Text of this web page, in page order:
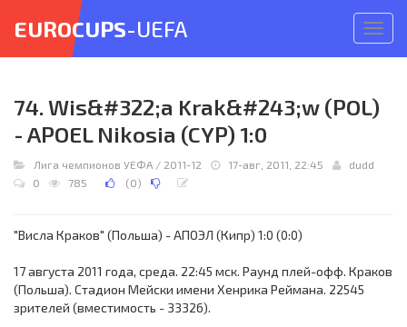
меню
EUROCUPS-UEFA
74. Wis&#322;a Krak&#243;w (POL)
- APOEL Nikosia (CYP) 1:0
Лига чемпионов УЕФА / 2011-12 17-авг, 2011, 22:45
dudd
0
785 (0)
"Висла Краков" (Польша) - АПОЭЛ (Кипр) 1:0 (0:0)
17 августа 2011 года, среда. 22:45 мск. Раунд плей-офф. Краков
(Польша). Стадион Мейски имени Хенрика Реймана. 22545
зрителей (вместимость - 33326).